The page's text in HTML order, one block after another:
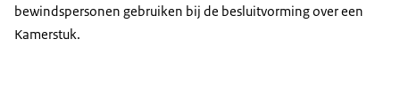
bewindspersonen gebruiken bij de besluitvorming over een
Kamerstuk.